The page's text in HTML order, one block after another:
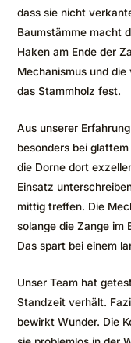
dass sie nicht
Baumstämme macht
Haken am Ende der
Mechanismus und
das Stammholz fest.
Aus unserer
besonders bei
die Dorne dort
Einsatz
mittig treffen. Die
solange die Zange im
Das spart bei einem
Unser Team hat
Standzeit verhält.
bewirkt Wunder. Die